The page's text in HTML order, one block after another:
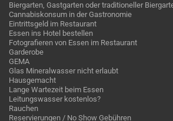
Biergarten, Gastgarten oder traditioneller
Cannabiskonsum in der Gastronomie
Eintrittsgeld im Restaurant
Essen ins Hotel bestellen
Fotografieren von Essen im Restaurant
Garderobe
GEMA
Glas Mineralwasser nicht erlaubt
Hausgemacht
Lange Wartezeit beim Essen
Leitungswasser kostenlos?
Rauchen
Reservierungen / No Show Gebühren